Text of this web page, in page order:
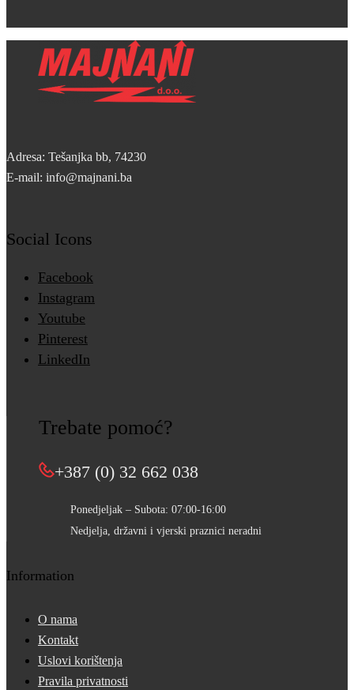
Adresa: Tešanjka bb, 74230
E-mail: info@majnani.ba
Social Icons
Facebook
Instagram
Youtube
Pinterest
LinkedIn
Trebate pomoć?
+387 (0) 32 662 038
Ponedjeljak – Subota: 07:00-16:00
Nedjelja, državni i vjerski praznici neradni
Information
O nama
Kontakt
Uslovi korištenja
Pravila privatnosti